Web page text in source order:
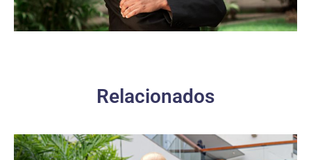
Relacionados